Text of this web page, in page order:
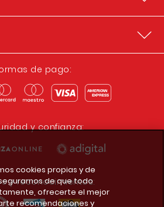
de pago:
y confianza:
y reconocimientos:
cookies propias y de
de que todo
ofrecerte el mejor
recomendaciones y